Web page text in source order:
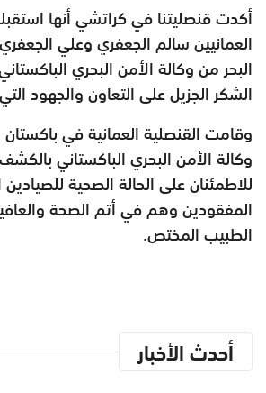
أكدت قنصليتنا فيكراتشي أنها
العمانيين سالم الجعفري وعلي
البحر من وكالة الأمن البحري
الشكر الجزيل على التعاون والجهود
وقامت القنصلية العمانية في
وكالة الأمن البحري الباكستاني
للاطمئنان على الحالة الصحية للصيادين
المفقودين وهم في أتم الصحة
الطبيب المختص.
أحدث الأخبار